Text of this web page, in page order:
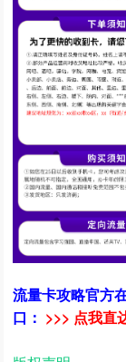
流量卡攻略官方
口： >>> 点我直